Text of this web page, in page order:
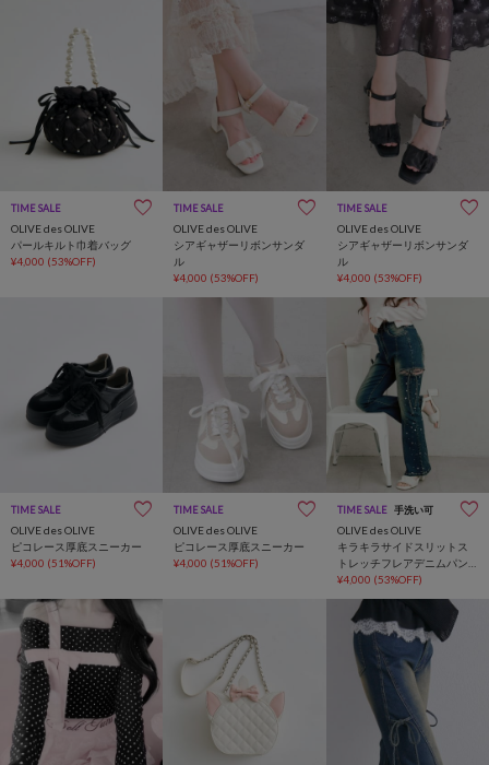
TIME SALE
OLIVE des OLIVE
パールキルト巾着バッグ
¥4,000 (53%OFF)
TIME SALE
OLIVE des OLIVE
シアギャザーリボンサンダ
ル
¥4,000 (53%OFF)
TIME SALE
OLIVE des OLIVE
シアギャザーリボンサンダ
ル
¥4,000 (53%OFF)
TIME SALE
OLIVE des OLIVE
ピコレース厚底スニーカー
¥4,000 (51%OFF)
TIME SALE
OLIVE des OLIVE
ピコレース厚底スニーカー
¥4,000 (51%OFF)
TIME SALE 手洗い可
OLIVE des OLIVE
キラキラサイドスリットス
トレッチフレアデニムパン
ツ
¥4,000 (53%OFF)